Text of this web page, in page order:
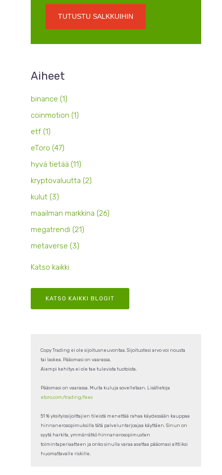
TUTUSTU SALKKUIHIN
Aiheet
binance (1)
coinmotion (1)
etf (1)
eToro (47)
hyvä tietää (11)
kryptovaluutta (2)
kulut (3)
maailman markkina (26)
megatrendi (21)
metaverse (3)
Katso kaikki
KATSO KAIKKI BLOGIT
Copy Trading ei ole sijoitusneuvontaa. Sijoitustesi arvo voi nousta
tai laskea. Pääomasi on vaarassa.
Aiempi kehitys ei ole tae tulevista tuotoista.
Pääomasi on vaarassa. Muita kuluja sovelletaan. Lisätietoja
etoro.com/trading/fees
51 % yksityissijoittajien tileistä menettää rahaa käydessään kauppaa
hinnanerosopimuksilla tätä palveluntarjoajaa käyttäen. Sinun on
syytä harkita, ymmärrätkö hinnanerosopimusten
toimintaperiaatteen ja onko sinulla varaa asettaa pääomasi alttiiksi
huomattavalle riskille.